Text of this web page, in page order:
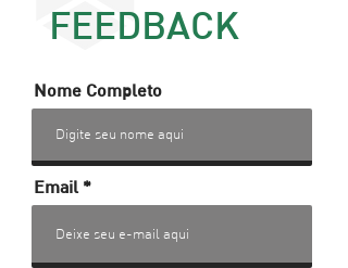
FEEDBACK
Nome Completo
Email